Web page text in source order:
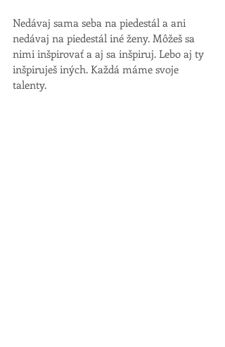
Nedávaj sama seba na piedestál a ani
nedávaj na piedestál iné ženy. Môžeš sa
nimi inšpirovať a aj sa inšpiruj. Lebo aj ty
inšpiruješ iných. Každá máme svoje
talenty.